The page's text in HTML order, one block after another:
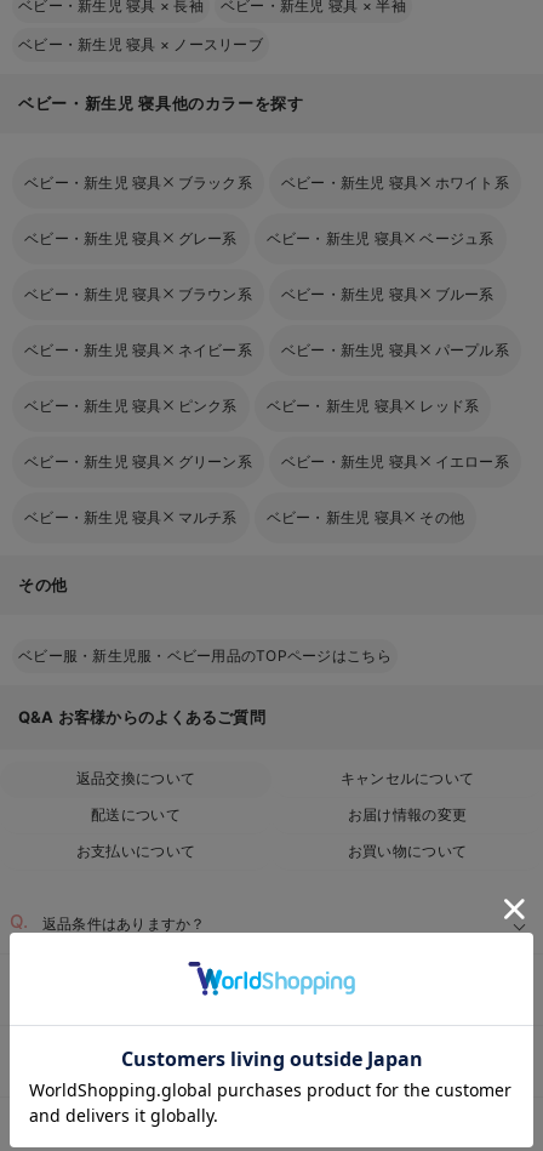
ベビー・新生児 寝具 ×長袖 ベビー・新生児 寝具 ×半袖
ベビー・新生児 寝具 × ノースリーブ
ベビー・新生児 寝具他のカラーを探す
ベビー・新生児 寝具 ブラック系 ベビー・新生児 寝具 ホワイト系
ベビー・新生児 寝具 グレー系 ベビー・新生児 寝具 ベージュ系
ベビー・新生児 寝具 ブラウン系 ベビー・新生児 寝具 ブルー系
ベビー・新生児 寝具 ネイビー系 ベビー・新生児 寝具 パープル系
ベビー・新生児 寝具 ピンク系 ベビー・新生児 寝具 レッド系
ベビー・新生児 寝具 グリーン系 ベビー・新生児 寝具 イエロー系
ベビー・新生児 寝具 マルチ系 ベビー・新生児 寝具 その他
その他
ベビー服・新生児服・ベビー用品のTOPページはこちら
Q&A お客様からのよくあるご質問
返品交換について
キャンセルについて
配送について
お届け情報の変更
お支払いについて
お買い物について
返品条件はありますか？
サイズを間違って注文した為、返品・交換したい
届いた商品に不具合があった為、交換・返品したい
お気に入り商品を確認する
ベビー全商品